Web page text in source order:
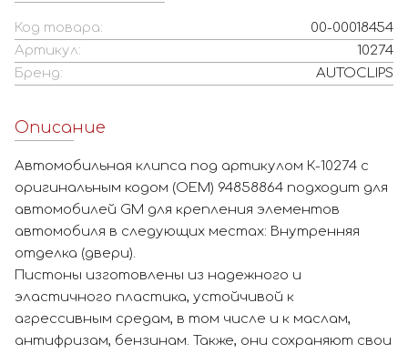
Код товара:
00-00018454
Артикул:
10274
Бренд:
AUTOCLIPS
Описание
Автомобильная клипса под артикулом К-10274 с
оригинальным кодом (OEM) 94858864 подходит для
автомобилей GM для крепления элементов
автомобиля в следующих местах: Внутренняя
отделка (двери).
Пистоны изготовлены из надежного и
эластичного пластика, устойчивой к
агрессивным средам, в том числе и к маслам,
антифризам, бензинам. Также, они сохраняют свои